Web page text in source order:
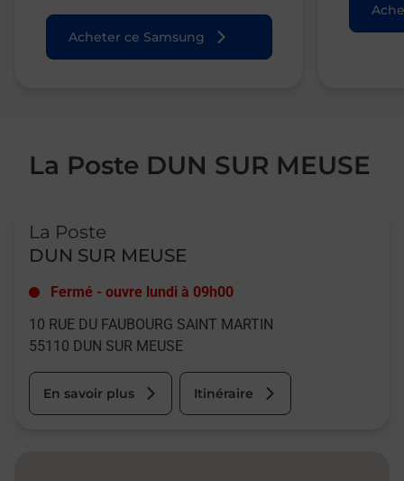
Acheter ce Samsung
La Poste DUN SUR MEUSE
La Poste
DUN SUR MEUSE
Fermé - ouvre lundi à 09h00
10 RUE DU FAUBOURG SAINT MARTIN
55110 DUN SUR MEUSE
En savoir plus Itinéraire